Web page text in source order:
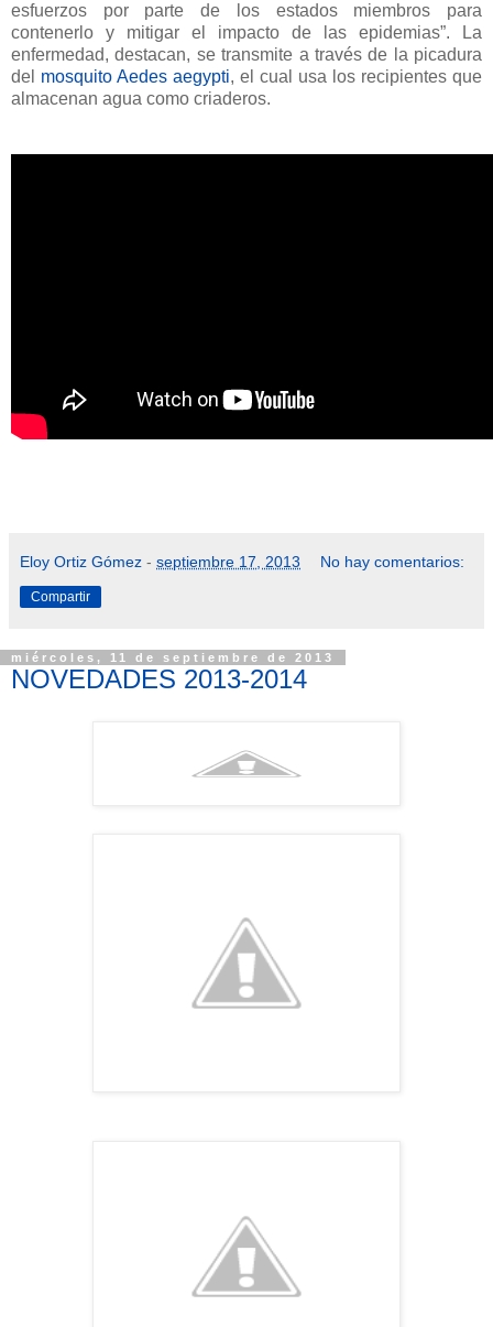
esfuerzos por parte de los estados miembros para
contenerlo y mitigar el impacto de las epidemias”. La
enfermedad, destacan, se transmite a través de la picadura
del mosquito Aedes aegypti, el cual usa los recipientes que
almacenan agua como criaderos.
Eloy Ortiz Gómez - septiembre 17, 2013 No hay comentarios:
Compartir
miércoles, 11 de septiembre de 2013
NOVEDADES 2013-2014